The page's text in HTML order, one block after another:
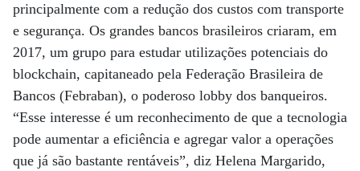
principalmente com a redução dos custos com transporte
e segurança. Os grandes bancos brasileiros criaram, em
2017, um grupo para estudar utilizações potenciais do
blockchain, capitaneado pela Federação Brasileira de
Bancos (Febraban), o poderoso lobby dos banqueiros.
“Esse interesse é um reconhecimento de que a tecnologia
pode aumentar a eficiência e agregar valor a operações
que já são bastante rentáveis”, diz Helena Margarido,